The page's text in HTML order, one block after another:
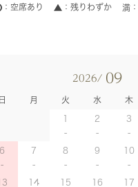
空席あり 残りわずか
2026/ 09
日 月 火 水 木
1 2 3
6 7 8 9 10
14 15 16 17